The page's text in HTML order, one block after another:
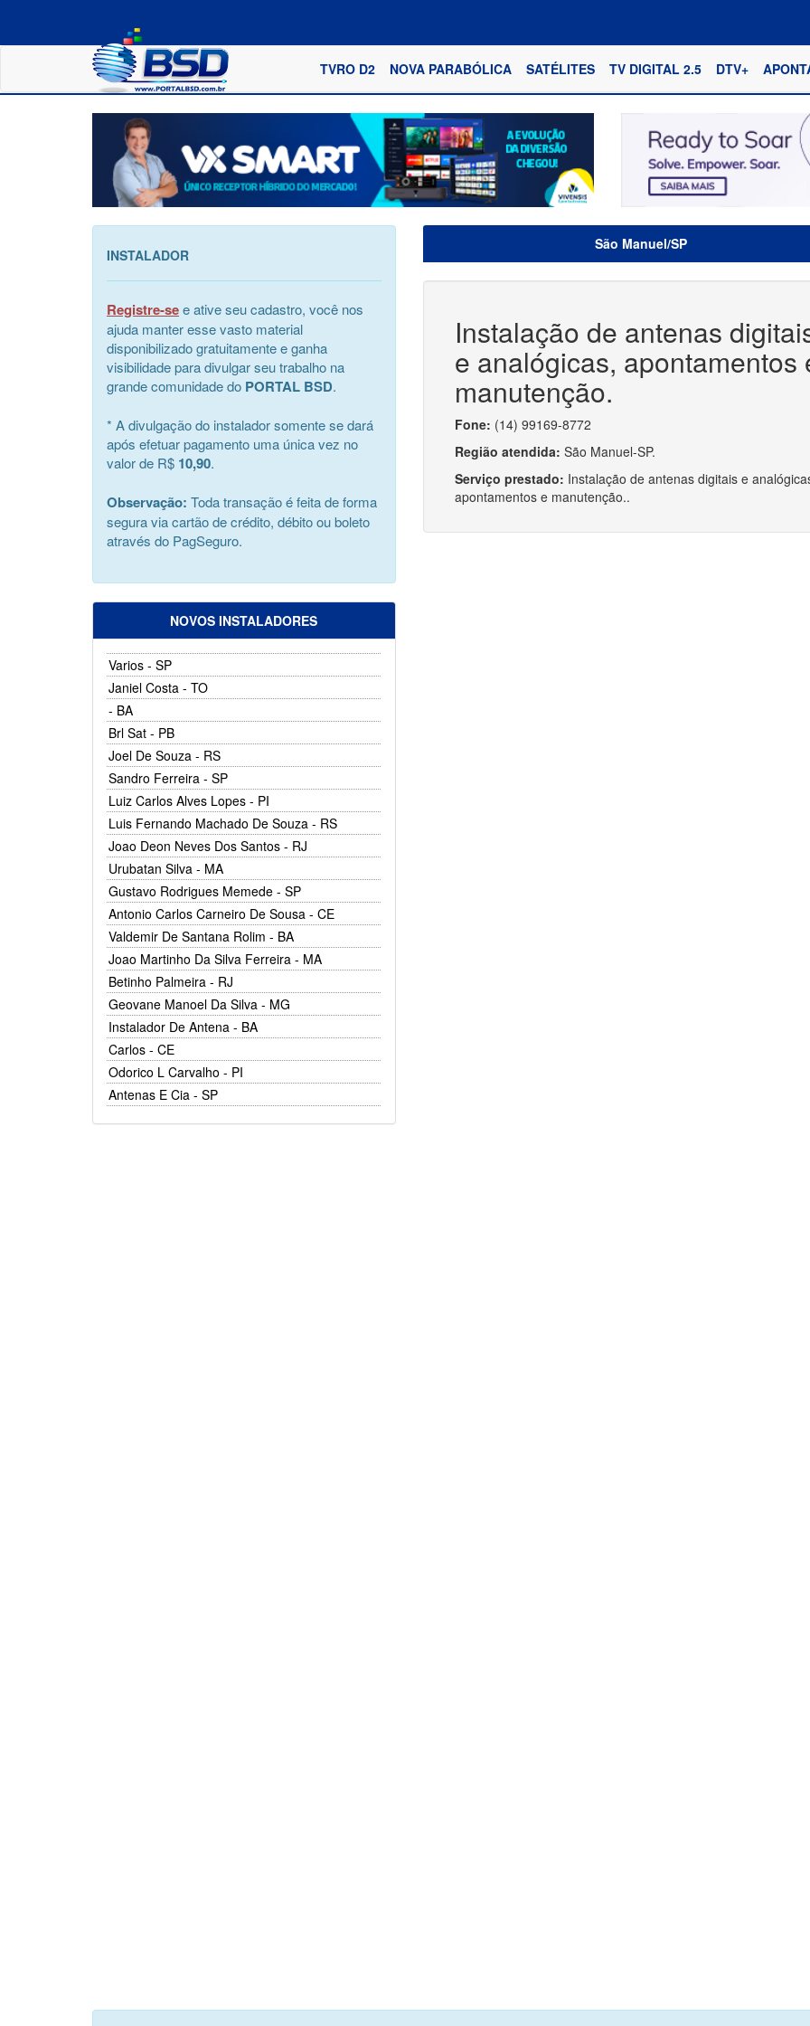
TVRO D2 NOVA PARABÓLICA SATÉLITES TV DIGITAL 2.5 DTV+
INSTALADOR
Registre-see ative seu cadastro, você nos
ajuda manter esse vasto material
disponibilizado gratuitamente e ganha
visibilidade para divulgar seu trabalho na
grande comunidade do PORTAL BSD.
* A divulgação do instalador somente se dará
após efetuar pagamento uma única vez no
valor de R$ 10,90.
Observação: Toda transação é feita de forma
segura via cartão de crédito, débito ou boleto
através do PagSeguro.
NOVOS INSTALADORES
Varios - SP
Janiel Costa - TO
- BA
Brl Sat - PB
Joel De Souza - RS
Sandro Ferreira - SP
Luiz Carlos Alves Lopes - PI
Luis Fernando Machado De Souza - RS
Joao Deon Neves Dos Santos - RJ
Urubatan Silva - MA
Gustavo Rodrigues Memede - SP
Antonio Carlos Carneiro De Sousa - CE
Valdemir De Santana Rolim - BA
Joao Martinho Da Silva Ferreira - MA
Betinho Palmeira - RJ
Geovane Manoel Da Silva - MG
Instalador De Antena - BA
Carlos - CE
Odorico L Carvalho - PI
Antenas E Cia - SP
São Manuel/SP
Instalação de antenas
e analógicas, apontamentos
manutenção.
Fone: (14) 99169-8772
Região atendida: São Manuel-SP.
Serviço prestado: Instalação de antenas digitais e
apontamentos e manutenção..